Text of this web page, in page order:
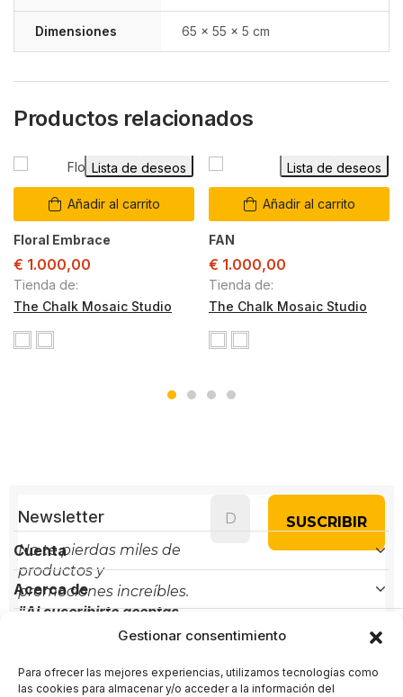
Gestionar consentimiento
Para ofrecer las mejores experiencias, utilizamos tecnologías como
las cookies para almacenar y/o acceder a la información del
Dimensiones 65 × 55 × 5 cm
Productos relacionados
Añadir al carrito
Lista de deseos
Floral Embrace
€ 1.000,00
Tienda de:
The Chalk Mosaic Studio
Añadir al carrito
Lista de deseos
FAN
€ 1.000,00
Tienda de:
The Chalk Mosaic Studio
Newsletter
No te pierdas miles de
productos y
promociones increíbles.
"Al suscribirte aceptas
nuestra política de
Cuenta
Acerca de
Contacto